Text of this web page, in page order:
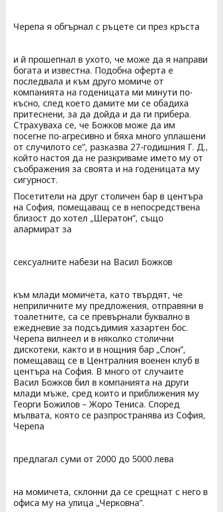
Черепа я обгърнал с ръцете си през кръста
и й прошепнал в ухото, че може да я направи
богата и известна. Подобна оферта е
последвала и към друго момиче от
компанията на годеницата ми минути по-
късно, след което дамите ми се обадиха
притеснени, за да дойда и да ги прибера.
Страхуваха се, че Божков може да им
посегне по-агресивно и бяха много уплашени
от случилото се“, разказва 27-годишния Г. Д.,
който настоя да не разкриваме името му от
съображения за своята и на годеницата му
сигурност.
Посетители на друг столичен бар в центъра
на София, помещаващ се в непосредствена
близост до хотел „Шератон“, също
алармират за
сексуалните набези на Васил Божков
към млади момичета, като твърдят, че
неприличните му предложения, отправяни в
тоалетните, са се превърнали буквално в
ежедневие за подсъдимия хазартен бос.
Черепа вилнеел и в няколко столични
дискотеки, както и в нощния бар „Слон“,
помещаващ се в Централния военен клуб в
центъра на София. В много от случаите
Васил Божков бил в компанията на други
млади мъже, сред които и приближения му
Георги Божилов – Жоро Тениса. Според
мълвата, която се разпространява из София,
Черепа
предлагал суми от 2000 до 5000 лева
на момичета, склонни да се срещнат с него в
офиса му на улица „Черковна“.